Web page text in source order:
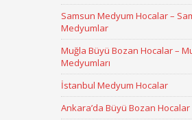
Samsun Medyum Hocalar –
Medyumlar
Muğla Büyü Bozan Hocalar –
Medyumları
İstanbul Medyum Hocalar
Ankara’da Büyü Bozan Hocalar